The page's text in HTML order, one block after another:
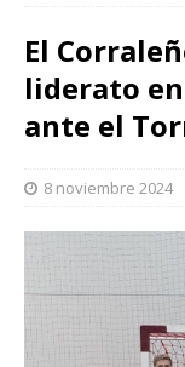
El
liderato
ante el
8 noviembre 2024